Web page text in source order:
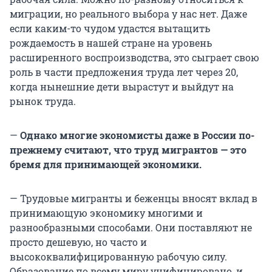
миграции, но реального выбора у нас нет. Даже
если каким-то чудом удастся вытащить
рождаемость в нашей стране на уровень
расширенного воспроизводства, это сыграет свою
роль в части предложения труда лет через 20,
когда нынешние дети вырастут и выйдут на
рынок труда.
— Однако многие экономисты даже в России по-
прежнему считают, что труд мигрантов — это
бремя для принимающей экономики.
— Трудовые мигранты и беженцы вносят вклад в
принимающую экономику многими и
разнообразными способами. Они поставляют не
просто дешевую, но часто и
высококвалифицированную рабочую силу.